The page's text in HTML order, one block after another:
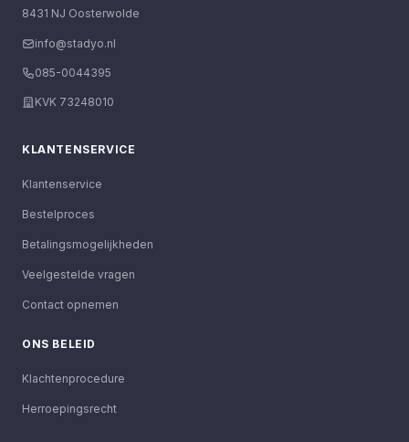
8431 NJ Oosterwolde
info@stadyo.nl
085-0044395
KVK 73248010
KLANTENSERVICE
Klantenservice
Bestelproces
Betalingsmogelijkheden
Veelgestelde vragen
Contact opnemen
ONS BELEID
Klachtenprocedure
Herroepingsrecht